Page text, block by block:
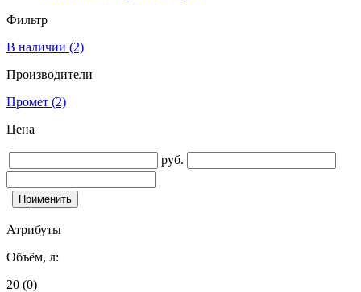
Фильтр
В наличии (2)
Производители
Промет (2)
Цена
руб.
Атрибуты
Объём, л:
20 (0)